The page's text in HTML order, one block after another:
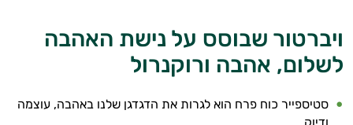
ויברטור שבוסס על נישת האהבה
לשלום, אהבה ורוקנרול
סטיספייר כוח פרח הוא לגרות את הדגדגן שלנו באהבה, עוצמה